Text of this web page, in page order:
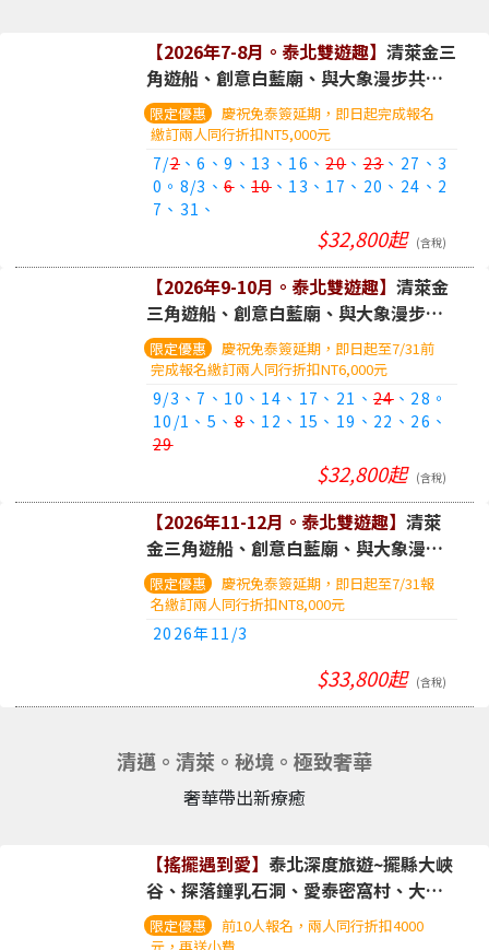
【2026年7-8月。泰北雙遊趣】清萊金三
角遊船、創意白藍廟、與大象漫步共
遊、尼曼商圈漫步。五日遊(含稅)
7/2 、6、9、13、16、20、23、27、3
0。8/3、6、10、13、17、20、24、2
7、31、
慶祝免泰簽延期，即日起完成報名
繳訂兩人同行折扣NT5,000元
$32,800起 (含稅)
【2026年9-10月。泰北雙遊趣】清萊金
三角遊船、創意白藍廟、與大象漫步共
遊、尼曼商圈漫步。五日遊(含稅)
9/3、7、10、14、17、21、24、28。
10/1、5、8 、12、15、19、22、26、
29
慶祝免泰簽延期，即日起至7/31前
完成報名繳訂兩人同行折扣NT6,000元
$32,800起 (含稅)
【2026年11-12月。泰北雙遊趣】清萊
金三角遊船、創意白藍廟、與大象漫步
共遊、尼曼商圈漫步。五日遊(含稅)
2026年11/3
慶祝免泰簽延期，即日起至7/31報
名繳訂兩人同行折扣NT8,000元
$33,800起 (含稅)
清邁。清萊。秘境。極致奢華
奢華帶出新療癒
【搖擺遇到愛】 泰北深度旅遊~擺縣大峽
谷、探落鐘乳石洞、愛泰密窩村、大象
保育、清邁米其林推薦美食、升等一日
國際五星。五日遊
前10人報名，兩人同行折扣4000
元，再送小費